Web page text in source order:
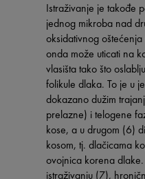
Istraživanje je takođe
jednog mikroba nad
oksidativnog
onda može uticati na
vlasišta tako što
folikule dlaka. To je u
dokazano dužim
prelazne) i telogene
kose, a u drugom (6)
kosom, tj. dlačicama
ovojnica korena
istraživanju (7),